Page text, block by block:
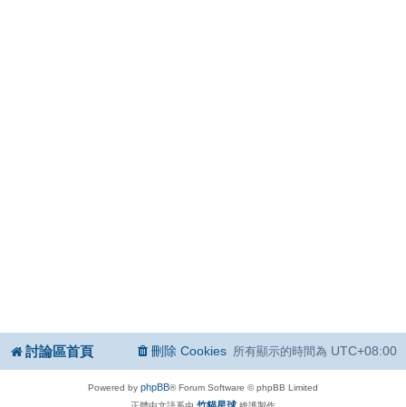
討論區首頁 所有顯示的時間為 UTC+08:00
刪除 Cookies
Powered by phpBB® Forum Software © phpBB Limited